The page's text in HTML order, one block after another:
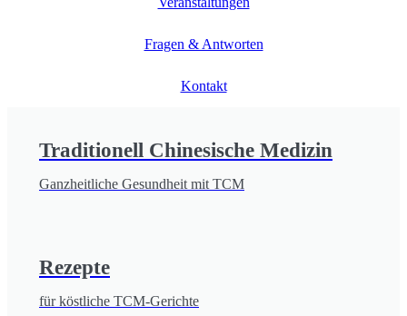
Fragen & Antworten
Kontakt
Traditionell Chinesische Medizin
Ganzheitliche Gesundheit mit TCM
Rezepte
für köstliche TCM-Gerichte